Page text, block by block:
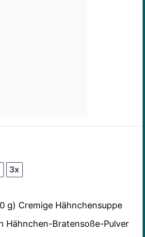
3x
g) Cremige Hähnchensuppe
Hähnchen-Bratensoße-Pulver